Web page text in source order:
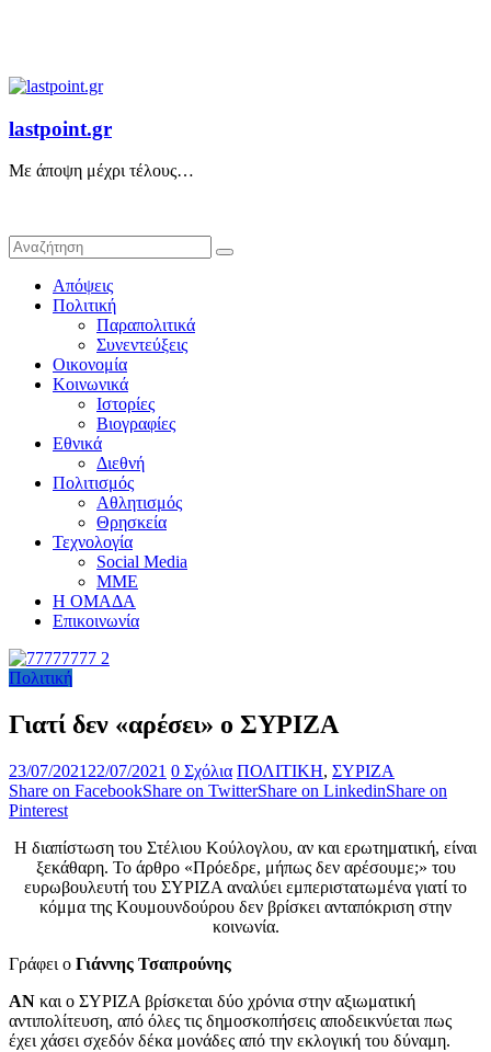
lastpoint.gr
Με άποψη μέχρι τέλους…
Απόψεις
Πολιτική
Παραπολιτικά
Συνεντεύξεις
Οικονομία
Κοινωνικά
Ιστορίες
Βιογραφίες
Εθνικά
Διεθνή
Πολιτισμός
Αθλητισμός
Θρησκεία
Τεχνολογία
Social Media
ΜΜΕ
Η ΟΜΑΔΑ
Επικοινωνία
Πολιτική
Γιατί δεν «αρέσει» ο ΣΥΡΙΖΑ
23/07/2021 22/07/2021 0 Σχόλια ΠΟΛΙΤΙΚΗ, ΣΥΡΙΖΑ
Share on FacebookShare on TwitterShare on LinkedinShare on
Pinterest
Η διαπίστωση του Στέλιου Κούλογλου, αν και ερωτηματική, είναι
ξεκάθαρη. Το άρθρο «Πρόεδρε, μήπως δεν αρέσουμε;» του
ευρωβουλευτή του ΣΥΡΙΖΑ αναλύει εμπεριστατωμένα γιατί το
κόμμα της Κουμουνδούρου δεν βρίσκει ανταπόκριση στην
κοινωνία.
Γράφει ο Γιάννης Τσαπρούνης
ΑΝ και ο ΣΥΡΙΖΑ βρίσκεται δύο χρόνια στην αξιωματική
αντιπολίτευση, από όλες τις δημοσκοπήσεις αποδεικνύεται πως
έχει χάσει σχεδόν δέκα μονάδες από την εκλογική του δύναμη.